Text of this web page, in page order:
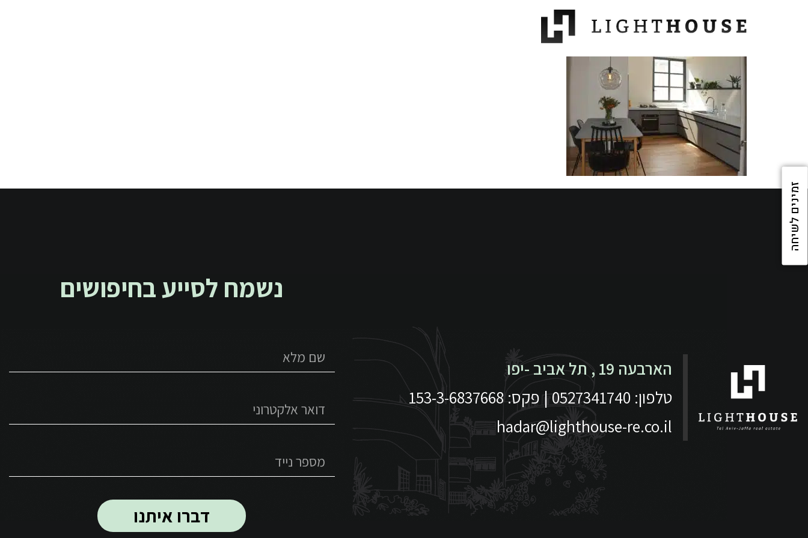
הארבעה 19 , תל אביב -יפו
טלפון: 0527341740 | פקס: 153-3-6837668
hadar@lighthouse-re.co.il
נשמח לסייע בחיפושים
דברו איתנו
זמינים לשיחה